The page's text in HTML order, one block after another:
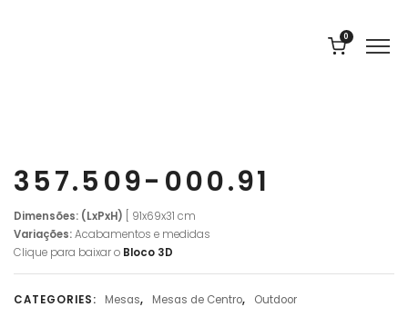
0
357.509-000.91
Dimensões: (LxPxH)
[ 91x69x31 cm
Variações:Acabamentos e medidas
Clique para baixar o Bloco 3D
CATEGORIES: Mesas, Mesas de Centro, Outdoor